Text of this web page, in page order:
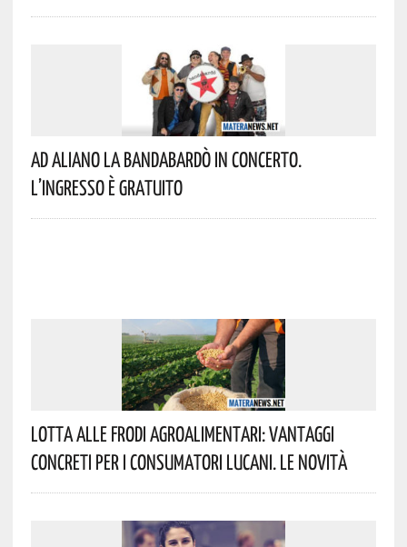
Ad Aliano La Bandabardò In Concerto.
L’ingresso È Gratuito
Lotta Alle Frodi Agroalimentari: Vantaggi
Concreti Per I Consumatori Lucani. Le Novità